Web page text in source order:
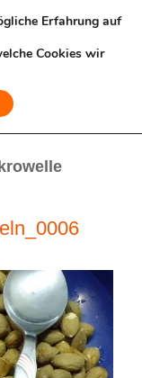
Erfahrung auf
Cookies wir